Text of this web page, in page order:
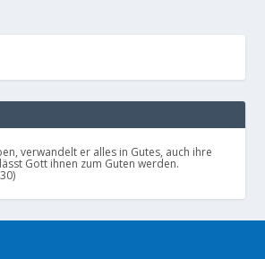
verwandelt er alles in Gutes, auch ihre
Gott ihnen zum Guten werden.